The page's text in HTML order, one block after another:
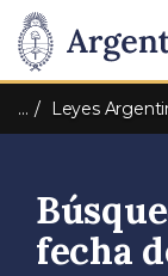
de
Nación
Pasar al
… Leyes
fecha